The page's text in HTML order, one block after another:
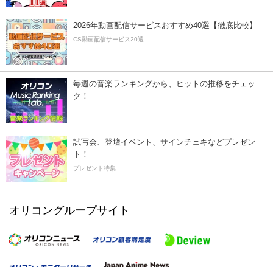
2026年動画配信サービスおすすめ40選【徹底比較】
CS動画配信サービス20選
毎週の音楽ランキングから、ヒットの推移をチェッ
ク！
試写会、登壇イベント、サインチェキなどプレゼン
ト！
プレゼント特集
オリコングループサイト